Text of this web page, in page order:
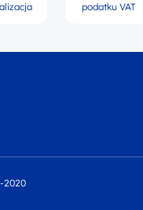
podatku VAT
2020